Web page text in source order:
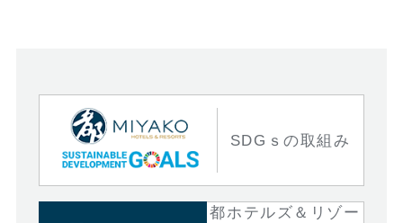
SDGｓの取組み
都ホテルズ＆リゾー